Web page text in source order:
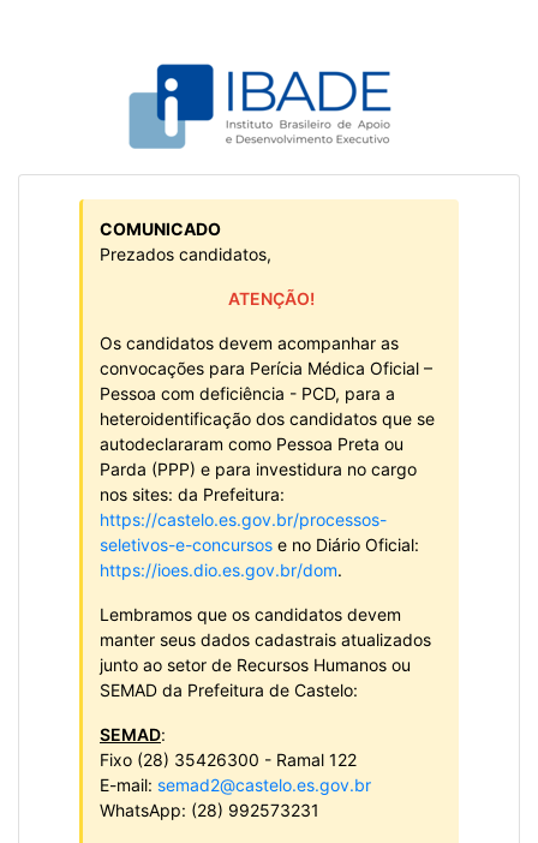
COMUNICADO
Prezados candidatos,
ATENÇÃO!
Os candidatos devem acompanhar as
convocações para Perícia Médica Oficial –
Pessoa com deficiência - PCD, para a
heteroidentificação dos candidatos que se
autodeclararam como Pessoa Preta ou
Parda (PPP) e para investidura no cargo
nos sites: da Prefeitura:
https://castelo.es.gov.br/processos-
seletivos-e-concursos e no Diário Oficial:
https://ioes.dio.es.gov.br/dom.
Lembramos que os candidatos devem
manter seus dados cadastrais atualizados
junto ao setor de Recursos Humanos ou
SEMAD da Prefeitura de Castelo:
SEMAD:
Fixo (28) 35426300 - Ramal 122
E-mail: semad2@castelo.es.gov.br
WhatsApp: (28) 992573231